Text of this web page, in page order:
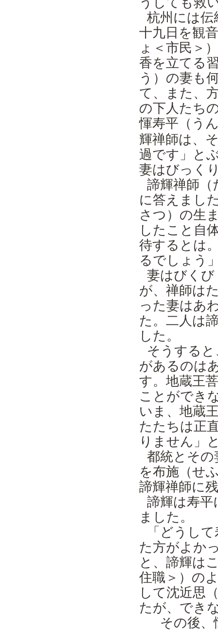
杭州には伝
十九日を観
ょ＜市民＞
香を立てる
う）の妻も
て、また、
の下人たち
惲寿平（ う
輝禅師は、
過です」と
妻はびっく
諦輝禅師
に答えまし
さつ）の生
したこと自
待するとは
るでしょう
妻はびく
が、禅師は
った妻はあ
た。二人は
した。
そうする
があるのは
す。地蔵王
ことができ
いま、地蔵
たたちは正
りません」
都統とそ
を布施（せ
諦輝禅師に
諦輝は寿平
ました。
「どうし
た方がよか
と、諦輝は
住職＞）の
して沈近思
たが、でき
その後、